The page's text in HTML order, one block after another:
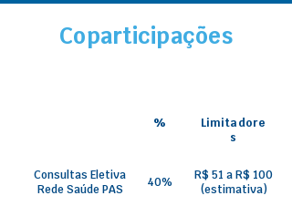
Coparticipações
%
Limitadore
s
Consultas Eletiva
Rede Saúde PAS
40%
R$ 51 a R$ 100
(estimativa)